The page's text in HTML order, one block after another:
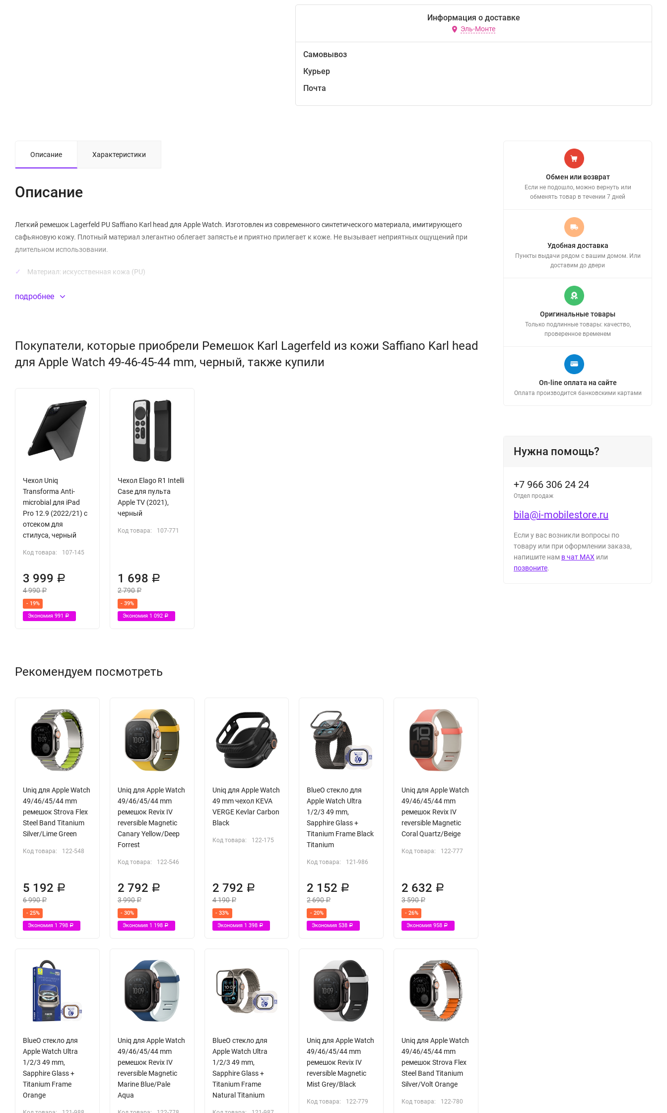
Информация о доставке
Эль-Монте
Самовывоз
Курьер
Почта
Описание Характеристики
Описание
Легкий ремешок Lagerfeld PU Saffiano Karl head для Apple Watch. Изготовлен из современного синтетического материала, имитирующего
сафьяновую кожу. Плотный материал элегантно облегает запястье и приятно прилегает к коже. Не вызывает неприятных ощущений при
длительном использовании.
Материал: искусственная кожа (PU)
подробнее
Покупатели, которые приобрели Ремешок Karl Lagerfeld из кожи Saffiano Karl head
для Apple Watch 49-46-45-44 mm, черный, также купили
Чехол Uniq
Transforma Anti-
microbial для iPad
Pro 12.9 (2022/21) с
отсеком для
стилуса, черный
Код товара: 107-145
3 999 Р
4 990Р
- 19%
Экономия 991 Р
Чехол Elago R1 Intelli
Case для пульта
Apple TV (2021),
черный
Код товара: 107-771
1 698 Р
2 790Р
- 39%
Экономия 1 092 Р
Рекомендуем посмотреть
Uniq для Apple Watch
49/46/45/44 mm
ремешок Strova Flex
Steel Band Titanium
Silver/Lime Green
Код товара: 122-548
5 192 Р
6 990Р
- 25%
Экономия 1 798 Р
Uniq для Apple Watch
49/46/45/44 mm
ремешок Revix IV
reversible Magnetic
Canary Yellow/Deep
Forrest
Код товара: 122-546
2 792 Р
3 990Р
- 30%
Экономия 1 198 Р
Uniq для Apple Watch
49 mm чехол KEVA
VERGE Kevlar Carbon
Black
Код товара: 122-175
2 792 Р
4 190Р
- 33%
Экономия 1 398 Р
BlueO стекло для
Apple Watch Ultra
1/2/3 49 mm,
Sapphire Glass +
Titanium Frame Black
Titanium
Код товара: 121-986
2 152 Р
2 690Р
- 20%
Экономия 538Р
Uniq для Apple Watch
49/46/45/44 mm
ремешок Revix IV
reversible Magnetic
Coral Quartz/Beige
Код товара: 122-777
2 632 Р
3 590Р
- 26%
Экономия958Р
BlueO стекло для
Apple Watch Ultra
1/2/3 49 mm,
Sapphire Glass +
Titanium Frame
Orange
Uniq для Apple Watch
49/46/45/44 mm
ремешок Revix IV
reversible Magnetic
Marine Blue/Pale
Aqua
BlueO стекло для
Apple Watch Ultra
1/2/3 49 mm,
Sapphire Glass +
Titanium Frame
Natural Titanium
Uniq для Apple Watch
49/46/45/44 mm
ремешок Revix IV
reversible Magnetic
Mist Grey/Black
Код товара: 122-779
Uniq для Apple Watch
49/46/45/44 mm
ремешок Strova Flex
Steel Band Titanium
Silver/Volt Orange
Код товара: 122-780
Обмен или возврат
Если не подошло, можно вернуть или
обменять товар в течении 7 дней
Удобная доставка
Пункты выдачи рядом с вашим домом. Или
доставим до двери
Оригинальные товары
Только подлинные товары: качество,
проверенное временем
On-line оплата на сайте
Оплата производится банковскими картами
Нужна помощь?
+7 966 306 24 24
Отдел продаж
bila@i-mobilestore.ru
Если у вас возникли вопросы по
товару или при оформлении заказа,
напишите нам в чат MAX или
позвоните.